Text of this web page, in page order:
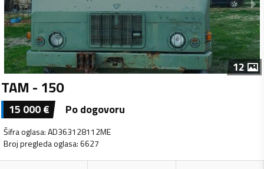
12
TAM - 150
15 000€ Po dogovoru
Šifra oglasa:AD363128112ME
Broj pregleda oglasa:6627